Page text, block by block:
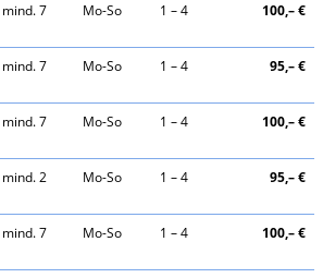
mind. 7 Mo-So 1 – 4 100,– €
mind. 7 Mo-So 1 – 4 95,– €
mind. 7 Mo-So 1 – 4 100,– €
mind. 2 Mo-So 1 – 4 95,– €
mind. 7 Mo-So 1 – 4 100,– €